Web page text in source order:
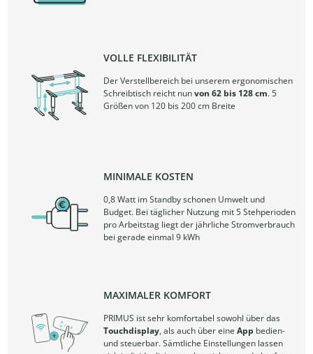
VOLLE FLEXIBILITÄT
Der Verstellbereich bei unserem ergonomischen
Schreibtisch reicht nunvon 62 bis 128 cm. 5
Größen von 120 bis 200 cm Breite
MINIMALE KOSTEN
0,8 Watt im Standby schonen Umwelt und
Budget. Bei täglicher Nutzung mit 5 Stehperioden
pro Arbeitstag liegt der jährliche Stromverbrauch
bei gerade einmal 9 kWh
MAXIMALER KOMFORT
PRIMUS ist sehr komfortabel sowohl über das
Touchdisplay, als auch über eineApp bedien-
und steuerbar. Sämtliche Einstellungen lassen